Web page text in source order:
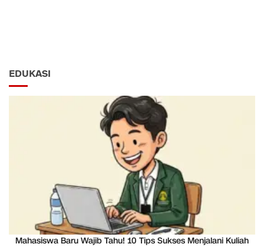
EDUKASI
Mahasiswa Baru Wajib Tahu! 10 Tips Sukses Menjalani Kuliah